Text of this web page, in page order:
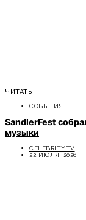
ЧИТАТЬ
СОБЫТИЯ
SandlerFest
музыки
CELEBRITYTV
22 ИЮЛЯ, 2026